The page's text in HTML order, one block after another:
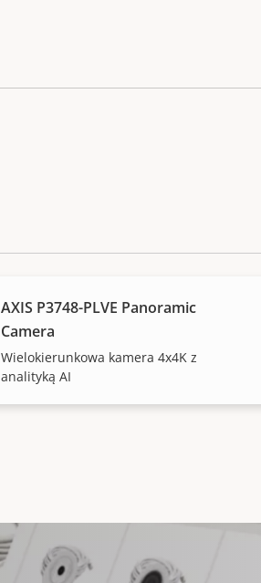
AXIS P3748-PLVE Panoramic
Camera
Wielokierunkowa kamera 4x4K z
analityką AI